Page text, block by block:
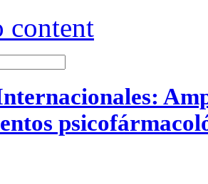
content